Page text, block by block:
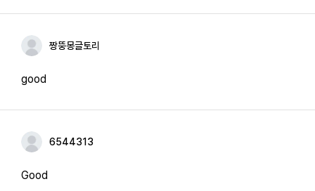
짱뚱몽글토리
good
6544313
Good